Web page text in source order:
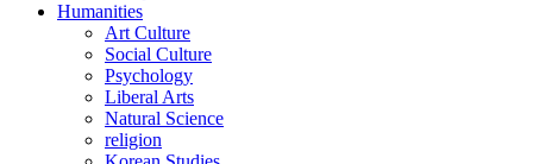
Humanities
Art Culture
Social Culture
Psychology
Liberal Arts
Natural Science
religion